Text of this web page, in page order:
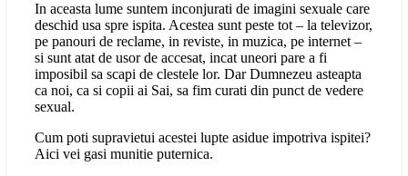
In aceasta lume suntem inconjurati de imagini sexuale care
deschid usa spre ispita. Acestea sunt peste tot – la televizor,
pe panouri de reclame, in reviste, in muzica, pe internet –
si sunt atat de usor de accesat, incat uneori pare a fi
imposibil sa scapi de clestele lor. Dar Dumnezeu asteapta
ca noi, ca si copii ai Sai, sa fim curati din punct de vedere
sexual.
Cum poti supravietui acestei lupte asidue impotriva ispitei?
Aici vei gasi munitie puternica.